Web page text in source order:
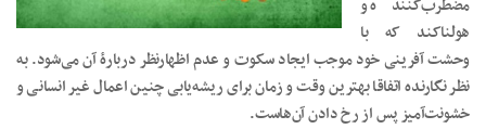
مضطرب‌کننده و
هولناکند که با
وحشت آفرینی خود موجب ایجاد سکوت و عدم اظهارنظر دربارۀ آن می‌شود. به
نظر نگارنده اتفاقا بهترین وقت و زمان برای ریشه‌یابی چنین اعمال غیر انسانی و
خشونت‌آمیز پس از رخ دادن آن‌هاست.